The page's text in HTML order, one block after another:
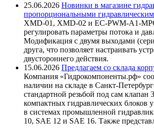
25.06.2026 Новинки в магазине
пропорциональными
XMD-01, XMD-02 и EC-PWM-A1-
регулировать параметры потока и
Модификация с двумя выходами
друга, что позволяет настраивать
двустороннего действия.
15.06.2026 Предлагаем со склада
Компания «Гидрокомпоненты.рф»
наличии на складе в Санкт-
стандартной резьбой под сам
компактных гидравлических блоков
в системах промышленной
10, SAE 12 и SAE 16. Также